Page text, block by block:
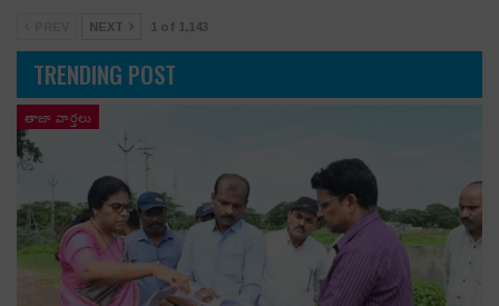
NEXT 1 of 1,143
TRENDING POST
తాజా వార్తలు